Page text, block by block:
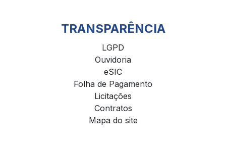
TRANSPARÊNCIA
LGPD
Ouvidoria
eSIC
Folha de Pagamento
Licitações
Contratos
Mapa do site